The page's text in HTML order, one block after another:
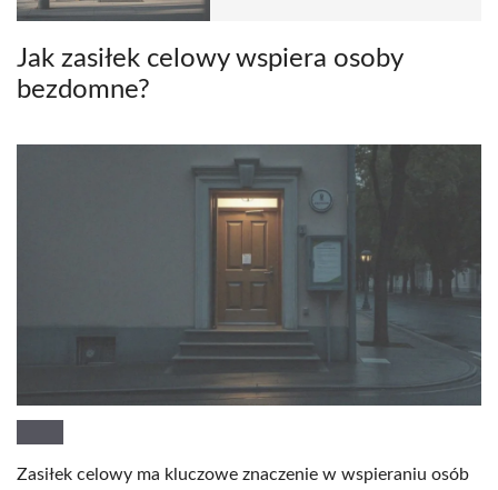
Jak zasiłek celowy wspiera osoby
bezdomne?
Zasiłek celowy ma kluczowe znaczenie w wspieraniu osób